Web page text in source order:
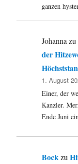
ganzen
Johanna zu
der
1. August
Einer, der
Kanzler.
Ende Juni
Bockzu